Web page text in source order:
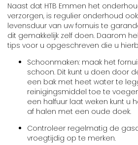
Naast dat HTB Emmen het
verzorgen, is regulier onderhoud
levensduur van uw fornuis te
dit gemakkelijk zelf doen. Daarom
tips voor u opgeschreven die u
Schoonmaken: maak het
schoon. Dit kunt u doen door
een bak met heet water te
reinigingsmiddel toe te
een halfuur laat weken kunt u
af halen met een oude doek.
Controleer regelmatig de
vroegtijdig op te merken.